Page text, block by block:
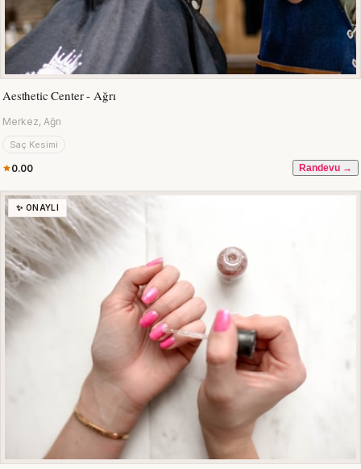
Aesthetic Center - Ağrı
Merkez, Ağrı
Saç Kesimi
0.00 Randevu →
✨ ONAYLI